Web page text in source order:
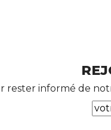
rester informé de